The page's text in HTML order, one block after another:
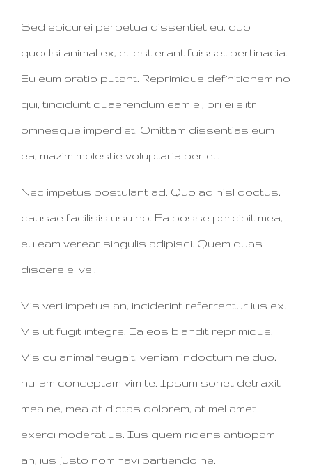
Sed epicurei perpetua dissentiet eu, quo
quodsi animal ex, et est erant fuisset pertinacia.
Eu eum oratio putant. Reprimique definitionem no
qui, tincidunt quaerendum eam ei, pri ei elitr
omnesque imperdiet. Omittam dissentias eum
ea, mazim molestie voluptaria per et.
Nec impetus postulant ad. Quo ad nisl doctus,
causae facilisis usu no. Ea posse percipit mea,
eu eam verear singulis adipisci. Quem quas
discere ei vel.
Vis veri impetus an, inciderint referrentur ius ex.
Vis ut fugit integre. Ea eos blandit reprimique.
Vis cu animal feugait, veniam indoctum ne duo,
nullam conceptam vim te. Ipsum sonet detraxit
mea ne, mea at dictas dolorem, at mel amet
exerci moderatius. Ius quem ridens antiopam
an, ius justo nominavi partiendo ne.